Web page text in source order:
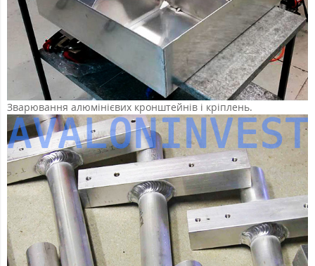
Зварювання алюмінієвих кронштейнів і кріплень.